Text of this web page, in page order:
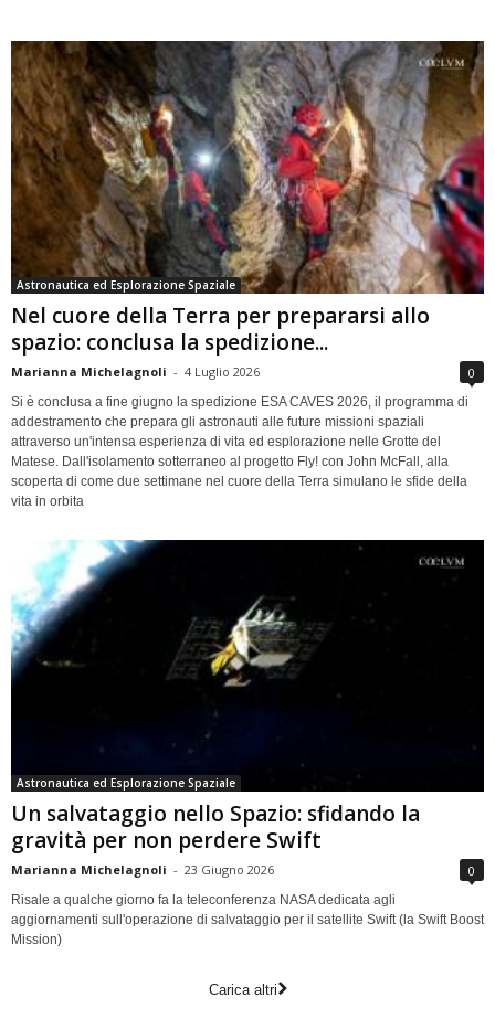
Astronautica ed Esplorazione Spaziale
Nel cuore della Terra per prepararsi allo
spazio: conclusa la spedizione...
Marianna Michelagnoli - 4 Luglio 2026 0
Si è conclusa a fine giugno la spedizione ESA CAVES 2026, il programma di
addestramento che prepara gli astronauti alle future missioni spaziali
attraverso un'intensa esperienza di vita ed esplorazione nelle Grotte del
Matese. Dall'isolamento sotterraneo al progetto Fly! con John McFall, alla
scoperta di come due settimane nel cuore della Terra simulano le sfide della
vita in orbita
Astronautica ed Esplorazione Spaziale
Un salvataggio nello Spazio: sfidando la
gravità per non perdere Swift
Marianna Michelagnoli - 23 Giugno 2026 0
Risale a qualche giorno fa la teleconferenza NASA dedicata agli
aggiornamenti sull'operazione di salvataggio per il satellite Swift (la Swift Boost
Mission)
Carica altri